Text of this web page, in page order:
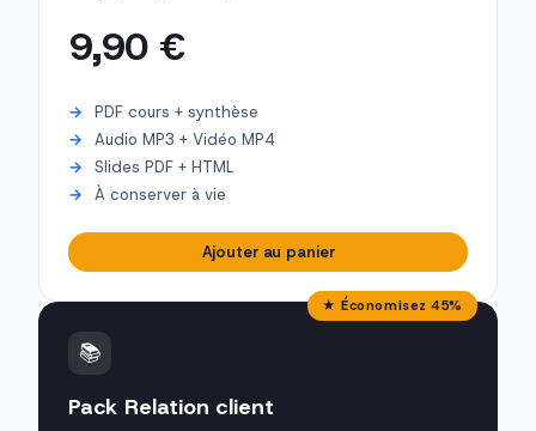
9,90 €
PDF cours + synthèse
Audio MP3 + Vidéo MP4
Slides PDF + HTML
À conserver à vie
Ajouter au panier
★ Économisez 45%
📚
Pack Relation client